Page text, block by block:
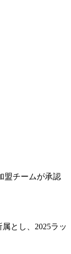
盟チームが承認
とし、2025ラッ